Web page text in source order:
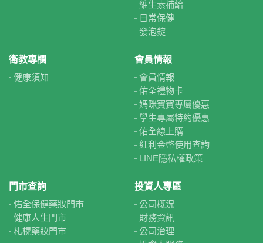
維生素補給
日常保健
發泡錠
衛教專欄
健康須知
會員情報
會員情報
佑全禮物卡
媽咪寶寶專屬優惠
學生專屬特約優惠
佑全線上購
紅利金幣使用查詢
LINE隱私權政策
門市查詢
佑全保健藥妝門市
健康人生門市
札榥藥妝門市
投資人專區
公司概況
財務資訊
公司治理